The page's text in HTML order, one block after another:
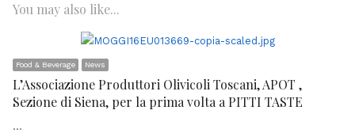
You may also like...
Food & Beverage News
L’Associazione Produttori Olivicoli Toscani, APOT ,
Sezione di Siena, per la prima volta a PITTI TASTE
…